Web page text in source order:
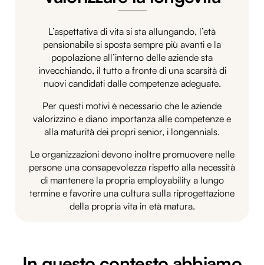
L’aspettativa di vita si sta allungando, l’età
pensionabile si sposta sempre più avanti e la
popolazione all’interno delle aziende sta
invecchiando, il tutto a fronte di una scarsità di
nuovi candidati dalle competenze adeguate.
Per questi motivi è necessario che le aziende
valorizzino e diano importanza alle competenze e
alla maturità dei propri senior, i longennials.
Le organizzazioni devono inoltre promuovere nelle
persone una consapevolezza rispetto alla necessità
di mantenere la propria employability a lungo
termine e favorire una cultura sulla riprogettazione
della propria vita in età matura.